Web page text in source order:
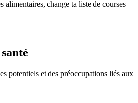
alimentaires, change ta liste de courses
potentiels et des préoccupations liés aux